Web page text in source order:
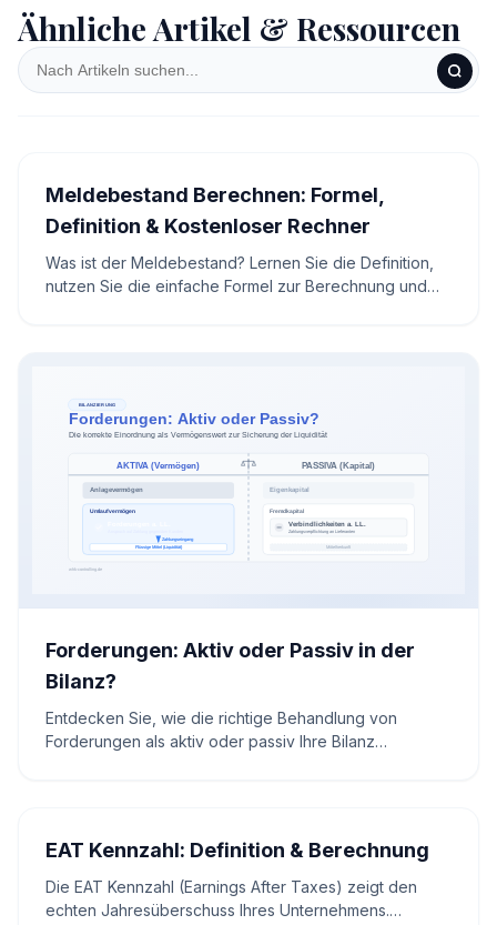
Ähnliche Artikel & Ressourcen
Meldebestand Berechnen: Formel,
Definition & Kostenloser Rechner
Was ist der Meldebestand? Lernen Sie die Definition,
nutzen Sie die einfache Formel zur Berechnung und
Forderungen: Aktiv oder Passiv in der
Bilanz?
Entdecken Sie, wie die richtige Behandlung von
Forderungen als aktiv oder passiv Ihre Bilanz
EAT Kennzahl: Definition & Berechnung
Die EAT Kennzahl (Earnings After Taxes) zeigt den
echten Jahresüberschuss Ihres Unternehmens.